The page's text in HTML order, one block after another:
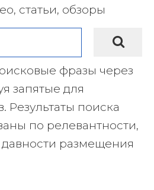
статьи, обзоры
фразы через
запятые для
Результаты поиска
по релевантности,
давности размещения